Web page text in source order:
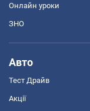
Онлайн уроки
ЗНО
Авто
Тест Драйв
Акції